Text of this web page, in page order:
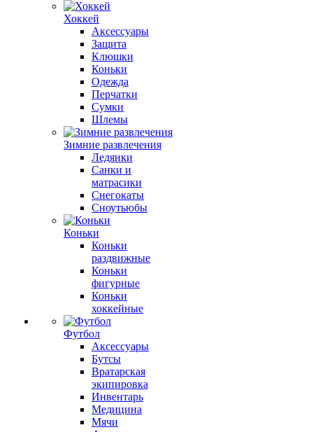
Хоккей
Аксессуары
Защита
Клюшки
Коньки
Одежда
Перчатки
Сумки
Шлемы
Зимние развлечения
Ледянки
Санки и
матрасики
Снегокаты
Сноутьюбы
Коньки
Коньки
раздвижные
Коньки
фигурные
Коньки
хоккейные
Футбол
Аксессуары
Бутсы
Вратарская
экипировка
Инвентарь
Медицина
Мячи